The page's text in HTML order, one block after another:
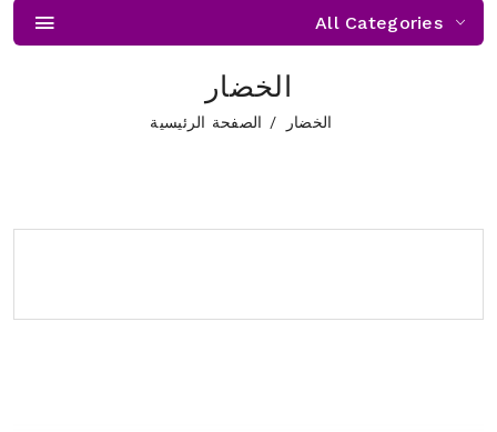
All Categories
الخضار
الصفحة الرئيسية الخضار